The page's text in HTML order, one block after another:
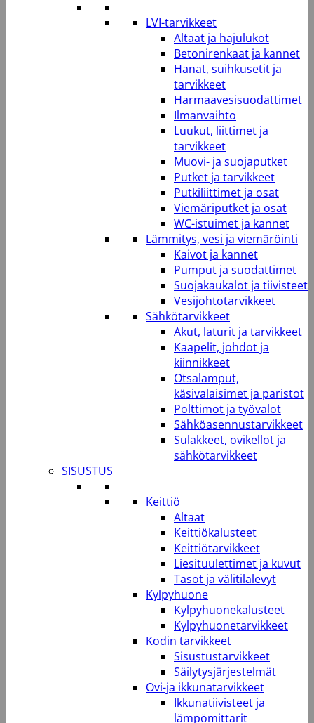
LVI-tarvikkeet
Altaat ja hajulukot
Betonirenkaat ja kannet
Hanat, suihkusetit ja
tarvikkeet
Harmaavesisuodattimet
Ilmanvaihto
Luukut, liittimet ja
tarvikkeet
Muovi- ja suojaputket
Putket ja tarvikkeet
Putkiliittimet ja osat
Viemäriputket ja osat
WC-istuimet ja kannet
Lämmitys, vesi ja viemäröinti
Kaivot ja kannet
Pumput ja suodattimet
Suojakaukalot ja tiivisteet
Vesijohtotarvikkeet
Sähkötarvikkeet
Akut, laturit ja tarvikkeet
Kaapelit, johdot ja
kiinnikkeet
Otsalamput,
käsivalaisimet ja paristot
Polttimot ja työvalot
Sähköasennustarvikkeet
Sulakkeet, ovikellot ja
sähkötarvikkeet
SISUSTUS
Keittiö
Altaat
Keittiökalusteet
Keittiötarvikkeet
Liesituulettimet ja kuvut
Tasot ja välitilalevyt
Kylpyhuone
Kylpyhuonekalusteet
Kylpyhuonetarvikkeet
Kodin tarvikkeet
Sisustustarvikkeet
Säilytysjärjestelmät
Ovi-ja ikkunatarvikkeet
Ikkunatiivisteet ja
lämpömittarit